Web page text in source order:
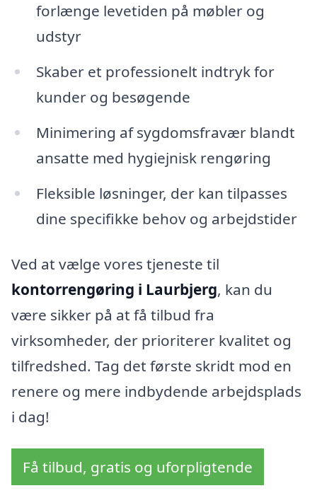
forlænge levetiden på møbler og
udstyr
Skaber et professionelt indtryk for
kunder og besøgende
Minimering af sygdomsfravær blandt
ansatte med hygiejnisk rengøring
Fleksible løsninger, der kan tilpasses
dine specifikke behov og arbejdstider
Ved at vælge vores tjeneste til
kontorrengøring i Laurbjerg, kan du
være sikker på at få tilbud fra
virksomheder, der prioriterer kvalitet og
tilfredshed. Tag det første skridt mod en
renere og mere indbydende arbejdsplads
i dag!
Få tilbud, gratis og uforpligtende